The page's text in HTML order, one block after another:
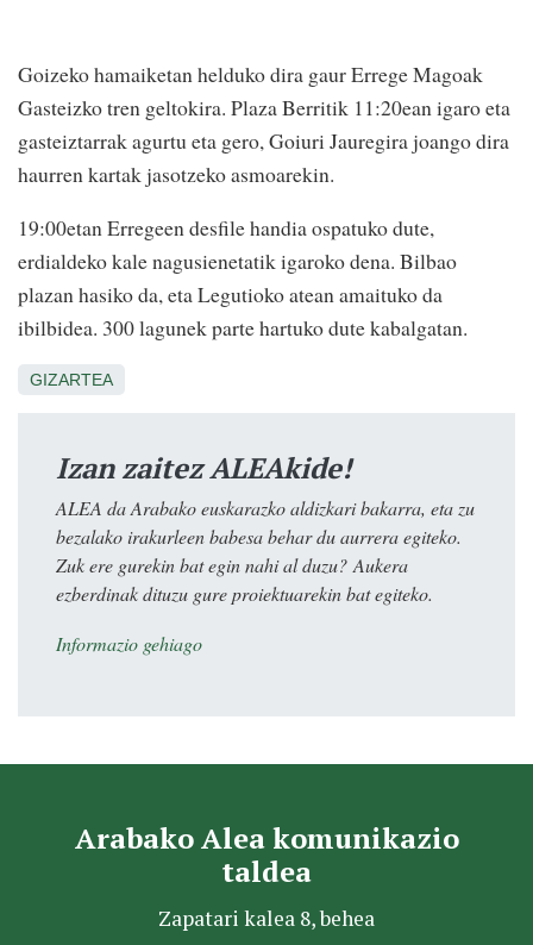
Goizeko hamaiketan helduko dira gaur Errege Magoak
Gasteizko tren geltokira. Plaza Berritik 11:20ean igaro eta
gasteiztarrak agurtu eta gero, Goiuri Jauregira joango dira
haurren kartak jasotzeko asmoarekin.
19:00etan Erregeen desfile handia ospatuko dute,
erdialdeko kale nagusienetatik igaroko dena. Bilbao
plazan hasiko da, eta Legutioko atean amaituko da
ibilbidea. 300 lagunek parte hartuko dute kabalgatan.
GIZARTEA
Izan zaitez ALEAkide!
ALEA da Arabako euskarazko aldizkari bakarra, eta zu
bezalako irakurleen babesa behar du aurrera egiteko.
Zuk ere gurekin bat egin nahi al duzu? Aukera
ezberdinak dituzu gure proiektuarekin bat egiteko.
Informazio gehiago
Arabako Alea komunikazio
taldea
Zapatari kalea 8, behea